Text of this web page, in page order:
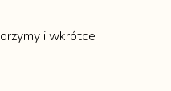
i wkrótce